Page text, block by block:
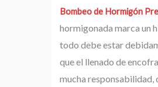
Bombeo de Hormigón
hormigonada marca un
todo debe estar
que el llenado de
mucha responsabilidad,